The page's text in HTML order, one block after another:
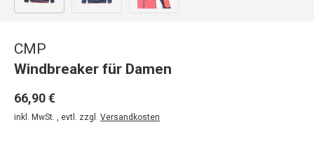
Bild 1 in Galerieansicht laden
CMP
Windbreaker für Damen
66,90 €
inkl. MwSt. , evtl. zzgl. Versandkosten